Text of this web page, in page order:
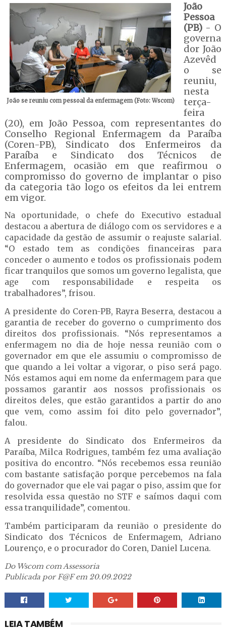
João se reuniu com pessoal da enfermagem (Foto: Wscom)
João
Pessoa
(PB)- O
governa
dor João
Azevêd
o se
reuniu,
nesta
terça-
feira
(20), em João Pessoa, com representantes do
Conselho Regional Enfermagem da Paraíba
(Coren-PB), Sindicato dos Enfermeiros da
Paraíba e Sindicato dos Técnicos de
Enfermagem, ocasião em que reafirmou o
compromisso do governo de implantar o piso
da categoria tão logo os efeitos da lei entrem
em vigor.
Na oportunidade, o chefe do Executivo estadual
destacou a abertura de diálogo com os servidores e a
capacidade da gestão de assumir o reajuste salarial.
“O estado tem as condições financeiras para
conceder o aumento e todos os profissionais podem
ficar tranquilos que somos um governo legalista, que
age com responsabilidade e respeita os
trabalhadores”, frisou.
A presidente do Coren-PB, Rayra Beserra, destacou a
garantia de receber do governo o cumprimento dos
direitos dos profissionais. “Nós representamos a
enfermagem no dia de hoje nessa reunião com o
governador em que ele assumiu o compromisso de
que quando a lei voltar a vigorar, o piso será pago.
Nós estamos aqui em nome da enfermagem para que
possamos garantir aos nossos profissionais os
direitos deles, que estão garantidos a partir do ano
que vem, como assim foi dito pelo governador”,
falou.
A presidente do Sindicato dos Enfermeiros da
Paraíba, Milca Rodrigues, também fez uma avaliação
positiva do encontro. “Nós recebemos essa reunião
com bastante satisfação porque percebemos na fala
do governador que ele vai pagar o piso, assim que for
resolvida essa questão no STF e saímos daqui com
essa tranquilidade”, comentou.
Também participaram da reunião o presidente do
Sindicato dos Técnicos de Enfermagem, Adriano
Lourenço, e o procurador do Coren, Daniel Lucena.
Do Wscom com Assessoria
Publicada por F@F em 20.09.2022
LEIA TAMBÉM